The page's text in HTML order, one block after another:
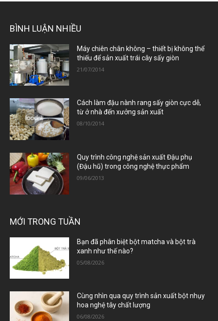
BÌNH LUẬN NHIỀU
Máy chiên chân không – thiết bị không thể
thiếu để sản xuất trái cây sấy giòn
21/07/2014
Cách làm đậu nành rang sấy giòn cực dễ,
từ ở nhà đến xưởng sản xuất
08/10/2014
Quy trình công nghệ sản xuất Đậu phụ
(Đậu hũ) trong công nghệ thực phẩm
09/06/2013
MỚI TRONG TUẦN
Bạn đã phân biệt bột matcha và bột trà
xanh như thế nào?
05/08/2026
Cùng nhìn qua quy trình sản xuất bột nhụy
hoa nghệ tây chất lượng
06/08/2026